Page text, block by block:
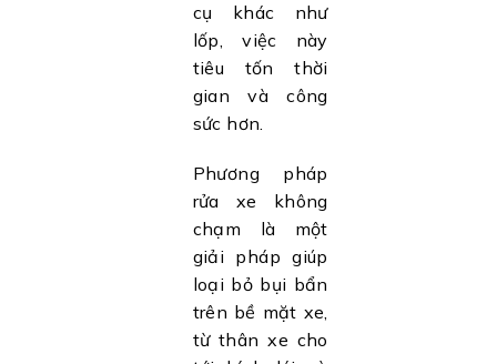
cụ khác như
lốp, việc này
tiêu tốn thời
gian và công
sức hơn.
Phương pháp
rửa xe không
chạm là một
giải pháp giúp
loại bỏ bụi bẩn
trên bề mặt xe,
từ thân xe cho